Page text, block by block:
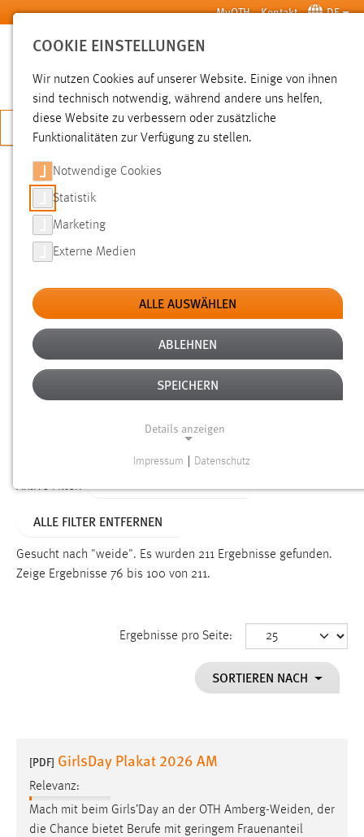
Zum Hauptinhalt springen MyOTH Kontakt DE
SUCHE
JETZT BEWERBEN
SUCHE
FILTER
Typ
Erstellungsdatum
Alter
Aktive Filter:
ALLE FILTER ENTFERNEN
Gesucht nach "weide". Es wurden 211 Ergebnisse gefunden.
Zeige Ergebnisse 76 bis 100 von 211.
Ergebnisse pro Seite:
SORTIEREN NACH
[PDF] GirlsDay Plakat 2026 AM
Relevanz:
Mach mit beim Girls’Day an der OTH Amberg-Weiden, der
die Chance bietet Berufe mit geringem Frauenanteil
COOKIE EINSTELLUNGEN
Wir nutzen Cookies auf unserer Website. Einige von ihnen
sind technisch notwendig, während andere uns helfen,
diese Website zu verbessern oder zusätzliche
Funktionalitäten zur Verfügung zu stellen.
Notwendige Cookies
Statistik
Marketing
Externe Medien
ALLE AUSWÄHLEN
ABLEHNEN
SPEICHERN
Details anzeigen
Funktionen und sind für die einwandfreie Funktion der
Einverständnis
cookie_consent
Dieser Cookie speichert die ausgewählten Einverständnis-
Performance
Name:
Impressum Datenschutz